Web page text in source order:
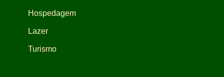
Hospedagem
Lazer
Turismo